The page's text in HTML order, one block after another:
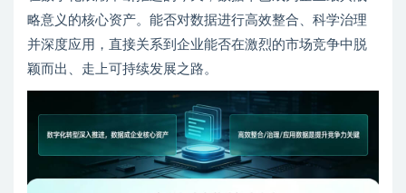
略意义的核心资产。能否对数据进行高效整合、科学治理
并深度应用，直接关系到企业能否在激烈的市场竞争中脱
颖而出、走上可持续发展之路。